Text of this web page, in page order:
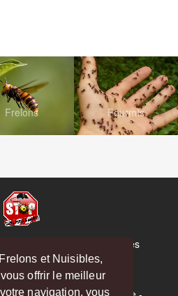
et Nuisibles,
offrir le meilleur
navigation, vous
Frelons Fourmis
Guêpes, Frelons et Nuisibles
légales
parMattWeb